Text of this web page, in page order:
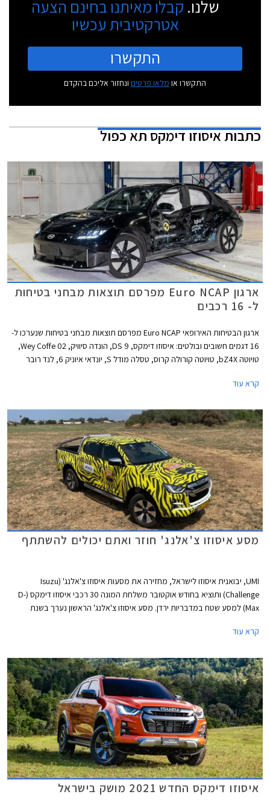
שלנו. קבלו מאיתנו בחינם הצעה
אטרקטיבית עכשיו
התקשרו
התקשרו או מלאו פרטים ונחזור אליכם בהקדם
כתבותאיסוזו דימקס תא כפול
ארגון Euro NCAP מפרסם תוצאות מבחני בטיחות
ל- 16 רכבים
ארגון הבטיחות האירופאי Euro NCAP מפרסם תוצאות מבחני בטיחות שנערכו ל-
16 דגמים חשובים ובולטים: איסוזו דימקס, DS 9, הונדה סיוויק, Wey Coffe 02,
טויוטה bZ4X, טויוטה קורולה קרוס, טסלה מודל S, יונדאי איוניק 6, לנד רובר
קרא עוד
מסע איסוזו צ'אלנג' חוזר ואתם יכולים להשתתף
UMI, יבואנית איסוזו לישראל, מחזירה את מסעות איסוזו צ'אלנג' (Isuzu
Challenge) ותוציא בחודש אוקטובר משלחת המונה 30 רכבי איסוזו דימקס (D-
Max) למסע שטח במדבריות ירדן. מסע איסוזו צ'אלנג' הראשון נערך בשנת
להימילאיה, לוייאטנם וללאוס, בכולם נעשה שימוש ברכבי איסוזו מדגמי העבר
קרא עוד
איסוזו דימקס החדש 2021 מושק בישראל